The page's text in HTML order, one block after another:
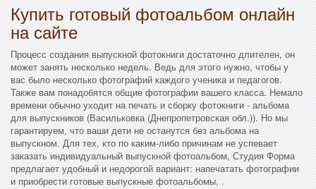
Купить готовый фотоальбом онлайн
на сайте
Процесс создания выпускной фотокниги достаточно длителен, он
может занять несколько недель. Ведь для этого нужно, чтобы у
вас было несколько фотографий каждого ученика и педагогов.
Также вам понадобятся общие фотографии вашего класса. Немало
времени обычно уходит на печать и сборку фотокниги - альбома
для выпускников (Васильковка (Днепропетровская обл.)). Но мы
гарантируем, что ваши дети не останутся без альбома на
выпускном. Для тех, кто по каким-либо причинам не успевает
заказать индивидуальный выпускной фотоальбом, Студия Форма
предлагает удобный и недорогой вариант: напечатать фотографии
и приобрести готовые выпускные фотоальбомы, .